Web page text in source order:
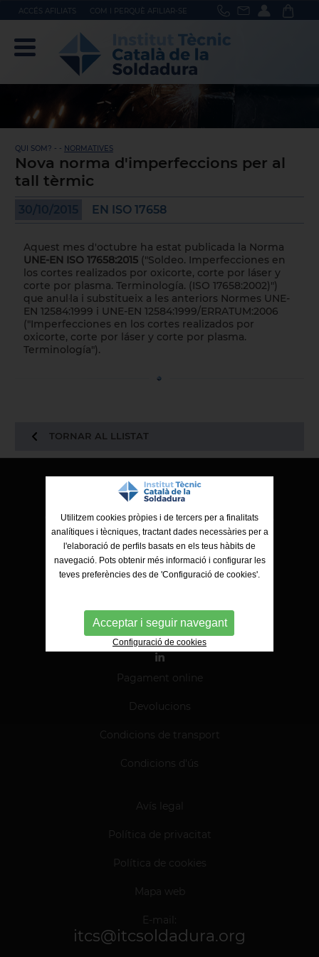
ACCÉS AFILIATS COM I PERQUÈ AFILIAR-SE
QUI SOM? - - NORMATIVES
Nova norma d'imperfeccions per al
tall tèrmic
30/10/2015 EN ISO 17658
Aquest mes d'octubre ha estat publicada la Norma
UNE-EN ISO 17658:2015("Soldeo. Imperfecciones en
los cortes realizados por oxicorte, corte por láser y
corte por plasma. Terminología. (ISO 17658:2002)")
que anul·la i substitueix a les anteriors Normes UNE-
EN 12584:1999 i UNE-EN 12584:1999/ERRATUM:2006
("Imperfecciones en los cortes realizados por
oxicorte, corte por láser y corte por plasma.
Terminología").
TORNAR AL LLISTAT
ITCS - Institut Tècnic Català de la Soldadura
Ctra. de Molins de Rei a Sabadell, 79, Nau 8 bis
08191 Rubí (Barcelona)
Pagament online
Devolucions
Condicions de transport
Condicions d'ús
Avís legal
Política de privacitat
Política de cookies
Mapa web
E-mail:
itcs@itcsoldadura.org
Utilitzem cookies pròpies i de tercers per a finalitats
analítiques i tècniques, tractant dades necessàries per a
l'elaboració de perfils basats en els teus hàbits de
navegació. Pots obtenir més informació i configurar les
teves preferències des de 'Configuració de cookies'.
Acceptar i seguir navegant
Configuració de cookies